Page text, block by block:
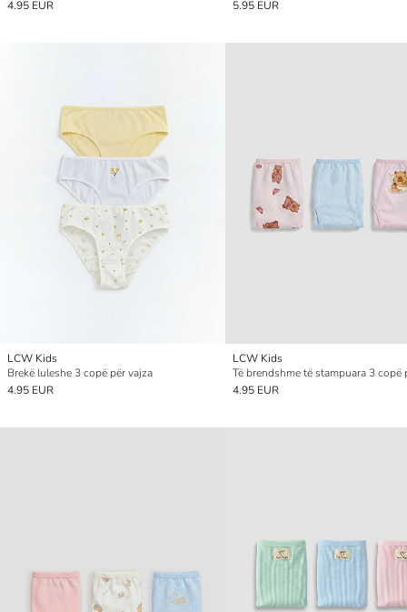
4.95 EUR 5.95 EUR
LCW Kids
Brekë luleshe 3 copë për vajza
4.95 EUR
LCW Kids
4.95 EUR